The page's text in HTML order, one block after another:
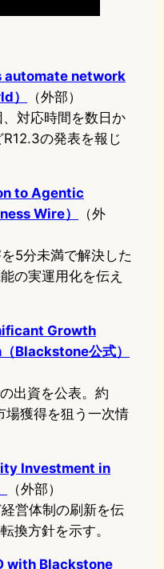
automate network
）
（外部）
対応時間を数日か
の発表を報じ
to Agentic
Wire）
（外
5分未満で解決した
の実運用化を伝え
Growth
Blackstone公式）
出資を公表。約
獲得を狙う一次情
Investment in
（外部）
営体制の刷新を伝
換方針を示す。
with Blackstone